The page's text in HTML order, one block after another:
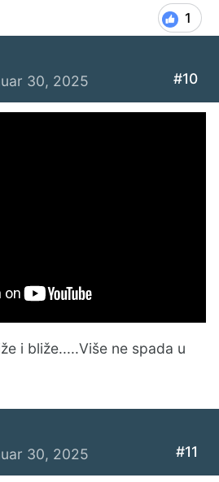
1
30, 2025 #10
i bliže.....Više ne spada u
30, 2025 #11